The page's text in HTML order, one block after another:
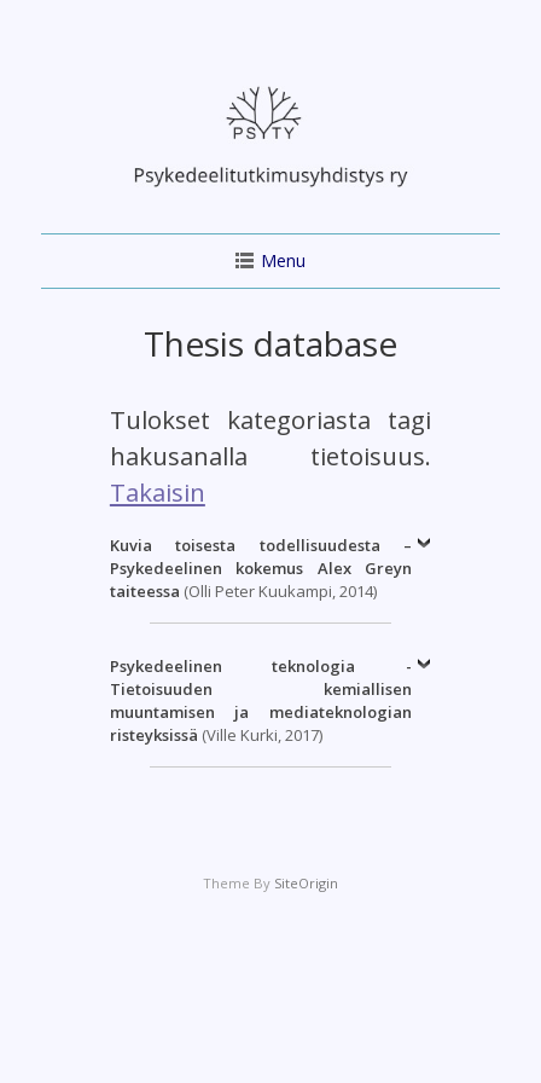
Menu
Thesis database
Tulokset kategoriasta tagi
hakusanalla tietoisuus.
Takaisin
Kuvia toisesta todellisuudesta –
Psykedeelinen kokemus Alex Greyn
taiteessa (Olli Peter Kuukampi, 2014)
Psykedeelinen teknologia -
Tietoisuuden kemiallisen
muuntamisen ja mediateknologian
risteyksissä (Ville Kurki, 2017)
Theme By SiteOrigin